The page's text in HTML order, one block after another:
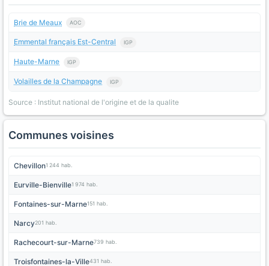
Brie de Meaux AOC
Emmental français Est-Central IGP
Haute-Marne IGP
Volailles de la Champagne IGP
Source : Institut national de l'origine et de la qualite
Communes voisines
Chevillon1 244 hab.
Eurville-Bienville1 974 hab.
Fontaines-sur-Marne151 hab.
Narcy201 hab.
Rachecourt-sur-Marne739 hab.
Troisfontaines-la-Ville431 hab.